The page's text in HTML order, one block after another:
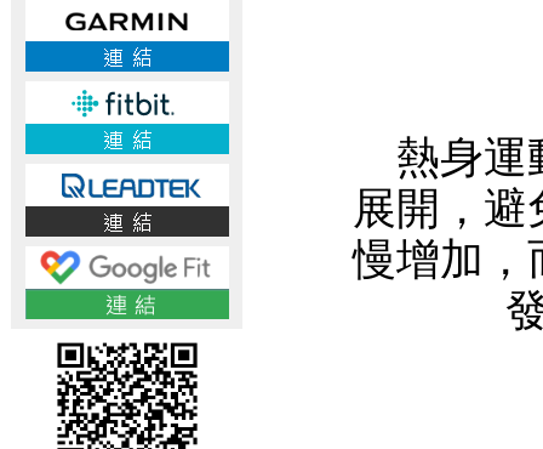
熱身運
展開，
慢增加，